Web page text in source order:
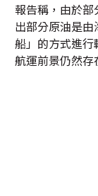
報告稱，由於
出部分原油是
船」的方式進
航運前景仍然存